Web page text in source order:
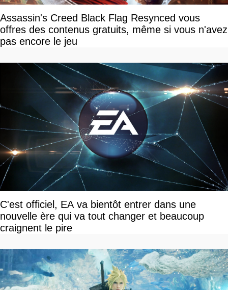
Assassin's Creed Black Flag Resynced vous
offres des contenus gratuits, même si vous n'avez
pas encore le jeu
C'est officiel, EA va bientôt entrer dans une
nouvelle ère qui va tout changer et beaucoup
craignent le pire